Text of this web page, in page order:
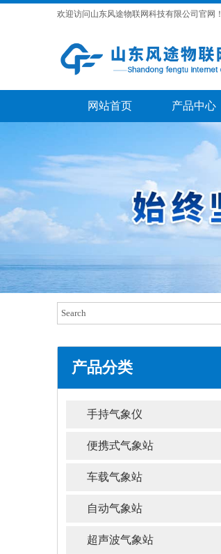
欢迎访问山东风途物联网科技有限公司官网！
网站首页 产品中心
产品分类
手持气象仪
便携式气象站
车载气象站
自动气象站
超声波气象站